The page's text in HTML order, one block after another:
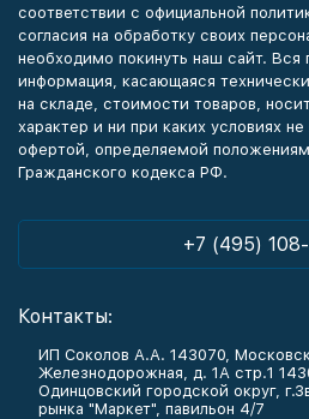
соответствии с официальной
согласия на обработку своих
необходимо покинуть наш сайт. Вся
информация, касающаяся
на складе, стоимости товаров,
характер и ни при каких условиях не
офертой, определяемой
Гражданского кодекса РФ.
+7 (495)
Контакты:
ИП Соколов А.А. 143070,
Железнодорожная, д. 1А стр.1
Одинцовский городской округ,
рынка "Маркет", павильон 4/7